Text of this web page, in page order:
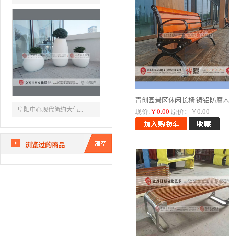
阜阳中心现代简约大气...
浏览过的商品
青创园景区休闲长椅 铸铝防腐
现价: ￥0.00 原价：￥0.00